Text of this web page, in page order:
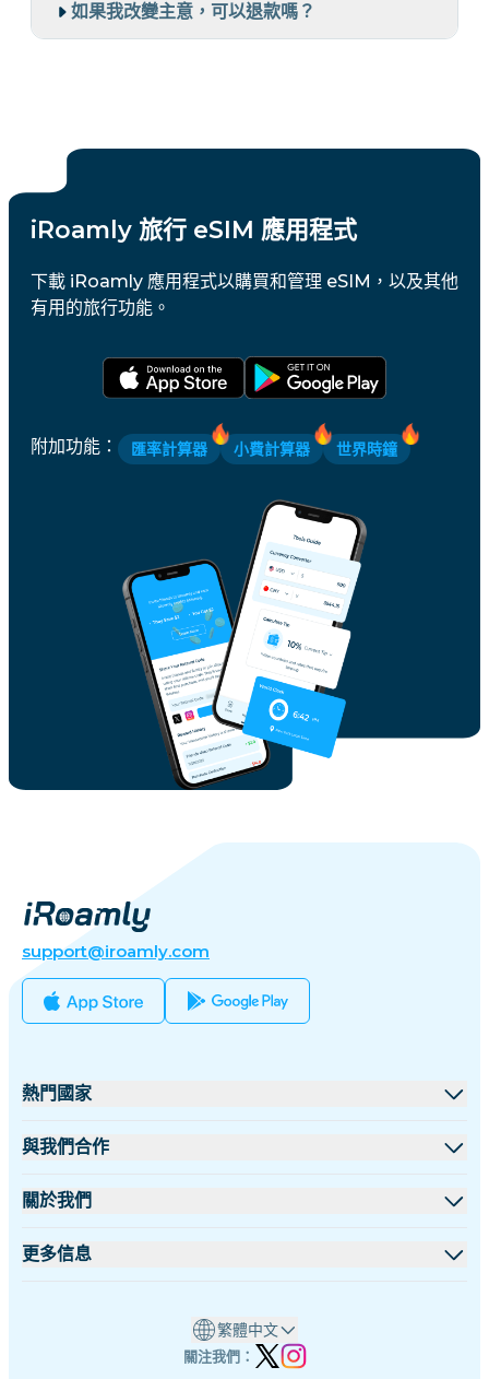
如果我改變主意，可以退款嗎？
iRoamly 旅行 eSIM 應用程式
下載 iRoamly 應用程式以購買和管理 eSIM，以及其他
有用的旅行功能。
附加功能 ： 匯率計算器 小費計算器 世界時鐘
support@iroamly.com
熱門國家
美國
法國
與我們合作
批發平台
關於我們
關於 iRoamly
更多信息
繁體中文
關注我們：